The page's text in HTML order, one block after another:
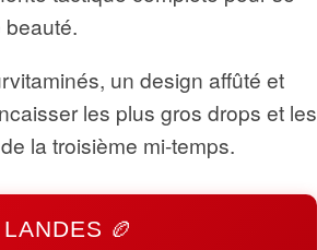
beauté.
un design affûté et
les plus gros drops et les
la troisième mi-temps.
🏉